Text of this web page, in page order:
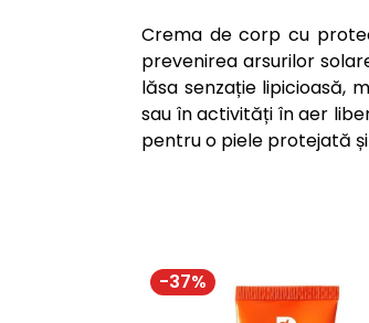
Crema de corp cu
prevenirea arsurilor
lăsa senzație lipicioasă,
sau în activități în aer
pentru o piele protejată
-37%